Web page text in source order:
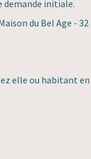
demande initiale.
du Bel Age - 32
elle ou habitant en